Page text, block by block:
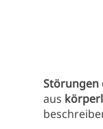
Störungen
aus